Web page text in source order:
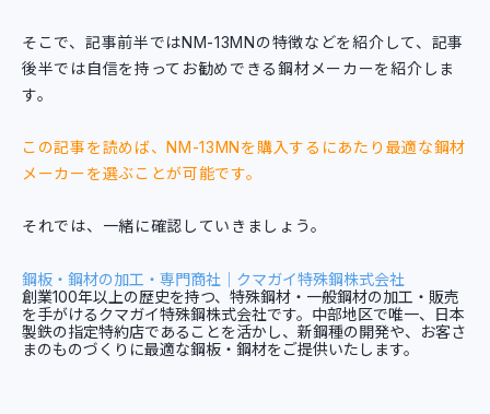
そこで、記事前半ではNM-13MNの特徴などを紹介して、記事
後半では自信を持ってお勧めできる鋼材メーカーを紹介しま
す。
この記事を読めば、NM-13MNを購入するにあたり最適な鋼材
メーカーを選ぶことが可能です。
それでは、一緒に確認していきましょう。
鋼板・鋼材の加工・専門商社｜クマガイ特殊鋼株式会社
創業100年以上の歴史を持つ、特殊鋼材・一般鋼材の加工・販売
を手がけるクマガイ特殊鋼株式会社です。中部地区で唯一、日本
製鉄の指定特約店であることを活かし、新鋼種の開発や、お客さ
まのものづくりに最適な鋼板・鋼材をご提供いたします。